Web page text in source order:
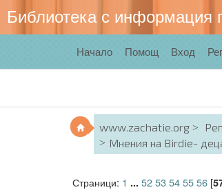
Библиотека с информация
Начало Помощ Вход
www.zachatie.org
Мнения на Birdie-
Страници: 1 ... 5253545556[